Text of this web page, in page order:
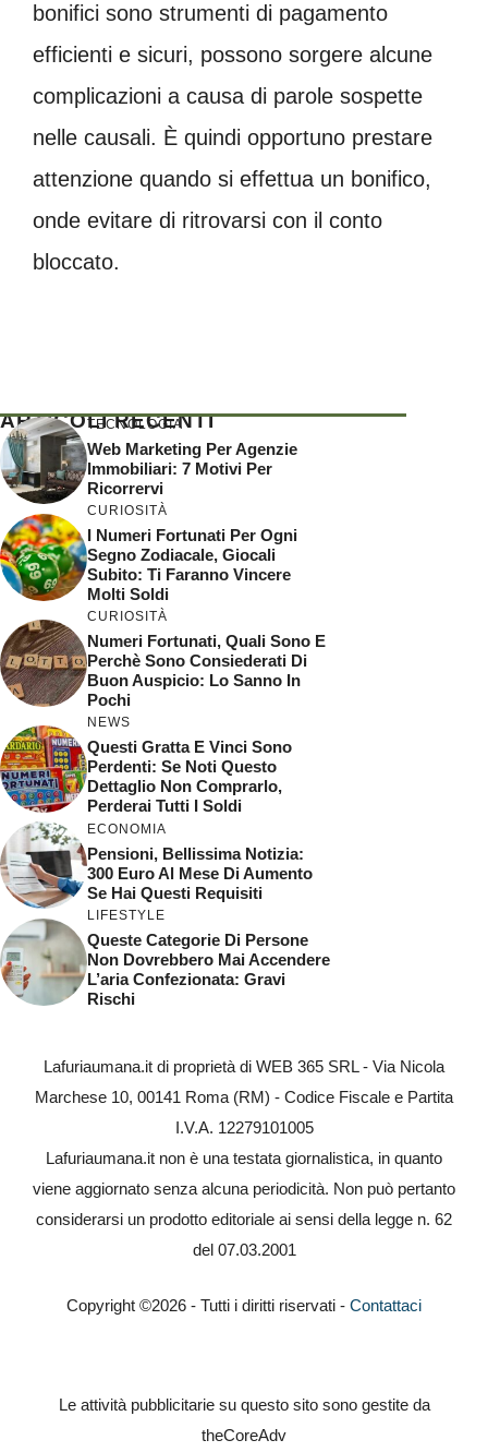
bonifici sono strumenti di pagamento
efficienti e sicuri, possono sorgere alcune
complicazioni a causa di parole sospette
nelle causali. È quindi opportuno prestare
attenzione quando si effettua un bonifico,
onde evitare di ritrovarsi con il conto
bloccato.
ARTICOLI RECENTI
TECNOLOGIA
Web Marketing Per Agenzie
Immobiliari: 7 Motivi Per
Ricorrervi
CURIOSITÀ
I Numeri Fortunati Per Ogni
Segno Zodiacale, Giocali
Subito: Ti Faranno Vincere
Molti Soldi
CURIOSITÀ
Numeri Fortunati, Quali Sono E
Perchè Sono Consiederati Di
Buon Auspicio: Lo Sanno In
Pochi
NEWS
Questi Gratta E Vinci Sono
Perdenti: Se Noti Questo
Dettaglio Non Comprarlo,
Perderai Tutti I Soldi
ECONOMIA
Pensioni, Bellissima Notizia:
300 Euro Al Mese Di Aumento
Se Hai Questi Requisiti
LIFESTYLE
Queste Categorie Di Persone
Non Dovrebbero Mai Accendere
L’aria Confezionata: Gravi
Rischi
Lafuriaumana.it di proprietà di WEB 365 SRL - Via Nicola
Marchese 10, 00141 Roma (RM) - Codice Fiscale e Partita
I.V.A. 12279101005
Lafuriaumana.it non è una testata giornalistica, in quanto
viene aggiornato senza alcuna periodicità. Non può pertanto
considerarsi un prodotto editoriale ai sensi della legge n. 62
del 07.03.2001
Copyright ©2026 - Tutti i diritti riservati - Contattaci
Le attività pubblicitarie su questo sito sono gestite da
theCoreAdv